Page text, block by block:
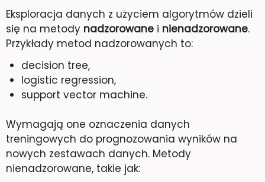
Eksploracja danych z użyciem algorytmów dzieli
się na metody nadzorowane i nienadzorowane.
Przykłady metod nadzorowanych to:
decision tree,
logistic regression,
support vector machine.
Wymagają one oznaczenia danych
treningowych do prognozowania wyników na
nowych zestawach danych. Metody
nienadzorowane, takie jak: